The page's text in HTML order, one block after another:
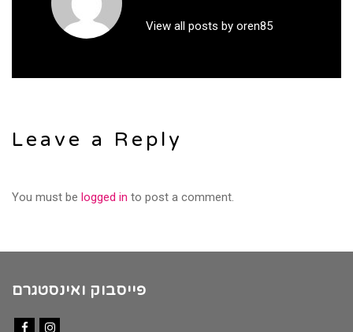
View all posts by oren85
Leave a Reply
You must be logged in to post a comment.
פייסבוק ואינסטגרם